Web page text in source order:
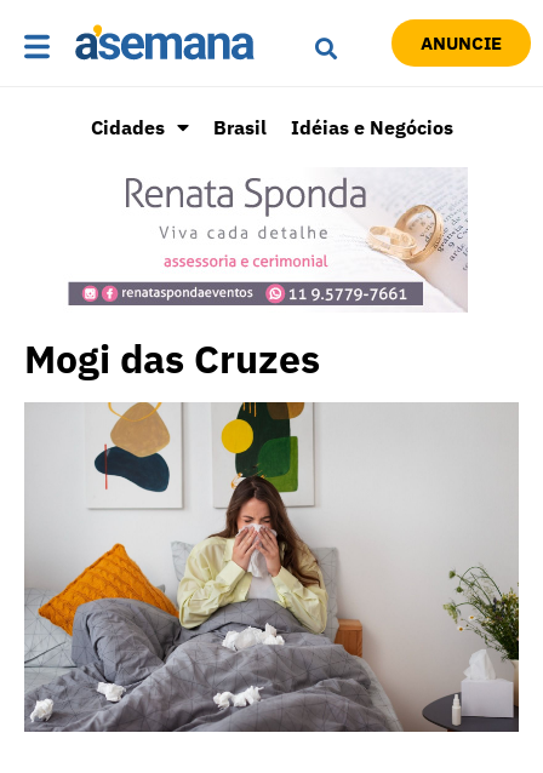
ANUNCIE
Cidades Brasil Idéias e Negócios
Mogi das Cruzes